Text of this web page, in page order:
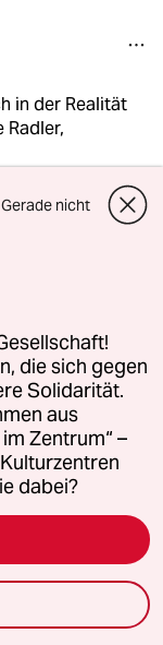
in der Realität
Radler,
macht wenig
im
wenn
zu
Autotüren.
und
ist notwendig.
Pfeil" für
gelb und mit
Gerade nicht
die sich gegen
Solidarität.
aus
Zentrum“ –
dabei?